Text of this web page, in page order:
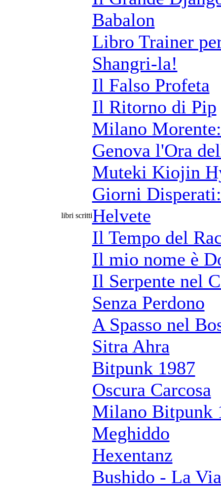
libri scritti
Babalon
Libro Trainer
Shangri-la!
Il Falso Profeta
Il Ritorno di Pip
Milano
Genova l'Ora
Muteki Kiojin
Giorni
Helvete
Il Tempo del
Il mio nome è
Il Serpente nel
Senza Perdono
A Spasso nel
Sitra Ahra
Bitpunk 1987
Oscura Carcosa
Milano Bitpunk
Meghiddo
Hexentanz
Bushido - La